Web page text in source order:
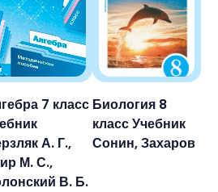
7 класс
А. Г.,
М. С.,
В. Б.
Биология 8
класс Учебник
Сонин, Захаров